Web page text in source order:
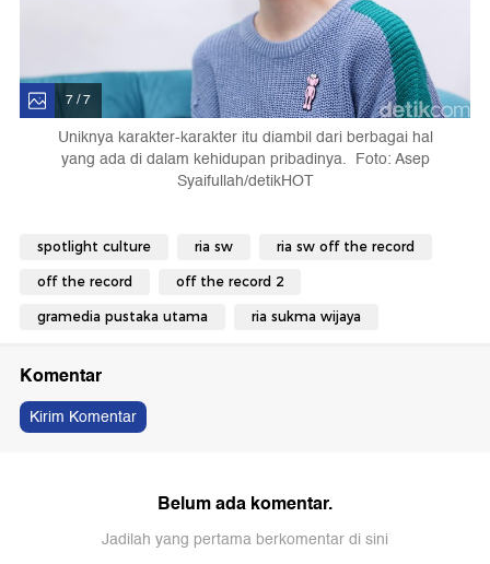
7 / 7
Uniknya karakter-karakter itu diambil dari berbagai hal
yang ada di dalam kehidupan pribadinya. Foto: Asep
Syaifullah/detikHOT
spotlight culture ria sw ria sw off the record
off the record off the record 2
gramedia pustaka utama ria sukma wijaya
Komentar
Kirim Komentar
Belum ada komentar.
Jadilah yang pertama berkomentar di sini